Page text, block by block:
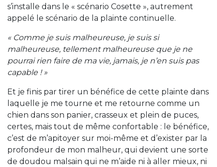
s’installe dans le « scénario Cosette », autrement
appelé le scénario de la plainte continuelle.
« Comme je suis malheureuse, je suis si
malheureuse, tellement malheureuse que je ne
pourrai rien faire de ma vie, jamais, je n’en suis pas
capable ! »
Et je finis par tirer un bénéfice de cette plainte dans
laquelle je me tourne et me retourne comme un
chien dans son panier, crasseux et plein de puces,
certes, mais tout de même confortable : le bénéfice,
c’est de m’apitoyer sur moi-même et d’exister par la
profondeur de mon malheur, qui devient une sorte
de doudou malsain qui ne m’aide ni à aller mieux, ni